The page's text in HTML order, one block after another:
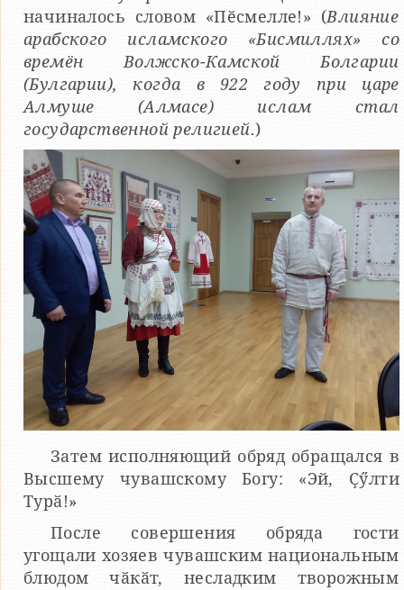
начиналось словом «Пӗсмелле!» (Влияние
арабского исламского «Бисмиллях» со
времён Волжско-Камской Болгарии
(Булгарии), когда в 922 году при царе
Алмуше (Алмасе) ислам стал
государственной религией.)
Затем исполняющий обряд обращался в
Высшему чувашскому Богу: «Эй, Ҫӳлти
Турӑ!»
После совершения обряда гости
угощали хозяев чувашским национальным
блюдом чӑкӑт, несладким творожным